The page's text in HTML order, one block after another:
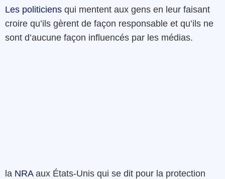
Les politiciens qui mentent aux gens en leur faisant
croire qu’ils gèrent de façon responsable et qu’ils ne
sont d’aucune façon influencés par les médias.
la NRAaux États-Unis qui se dit pour la protection